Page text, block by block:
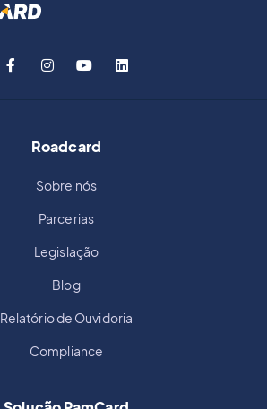
Roadcard
Sobre nós
Parcerias
Legislação
Blog
Relatório de Ouvidoria
Compliance